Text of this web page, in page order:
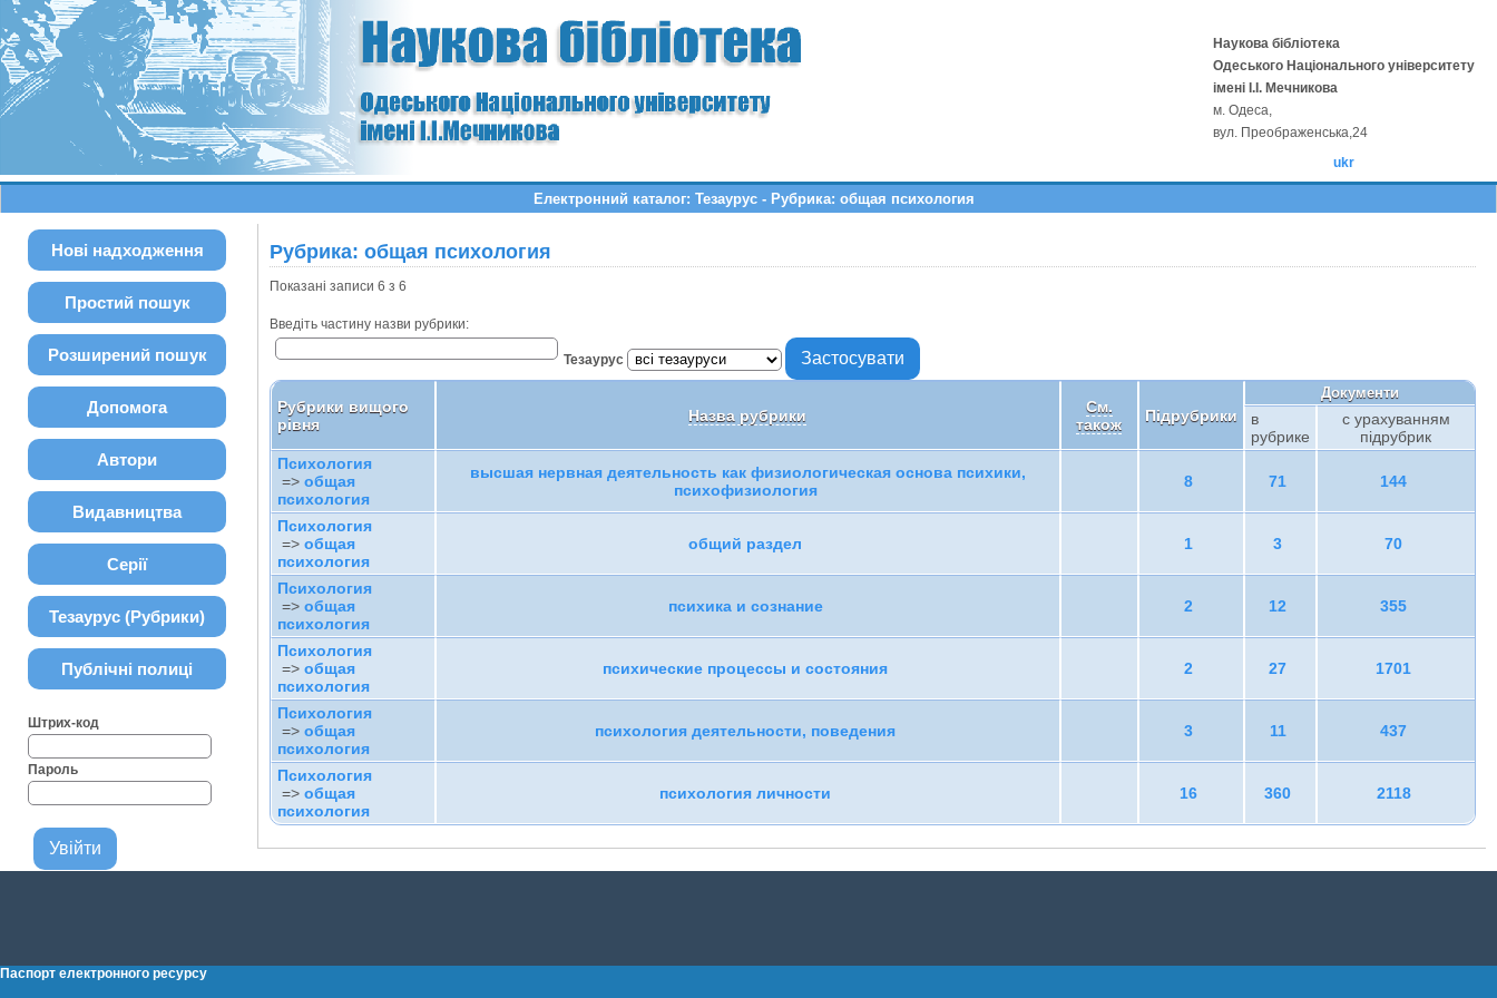
Наукова бібліотека
Одеського Національного університету
імені І.І. Мечникова
м. Одеса,
вул. Преображенська,24
ukr
Електронний каталог: Тезаурус - Рубрика: общая психология
Нові надходження
Простий пошук
Розширений пошук
Допомога
Автори
Видавництва
Серії
Тезаурус (Рубрики)
Публічні полиці
Штрих-код
Пароль
Рубрика: общая психология
Показані записи 6 з 6
Введіть частину назви рубрики:
Тезаурус
Рубрики вищого
рівня
Назва рубрики
См.
також
Підрубрики
Документи
в
рубрике
с урахуванням
підрубрик
Психология
=> общая
психология
высшая нервная деятельность как физиологическая основа психики,
психофизиология
8 71 144
Психология
=> общая
психология
общий раздел 1 3 70
Психология
=> общая
психология
психика и сознание 2 12 355
Психология
=> общая
психология
психические процессы и состояния 2 27 1701
Психология
=> общая
психология
психология деятельности, поведения 3 11 437
Психология
=> общая
психология
психология личности 16 360 2118
Паспорт електронного ресурсу